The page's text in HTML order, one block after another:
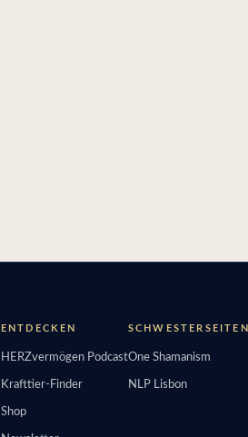
ENTDECKEN
HERZvermögen Podcast
Krafttier-Finder
Shop
SCHWESTERSEITEN
One Shamanism
NLP Lisbon